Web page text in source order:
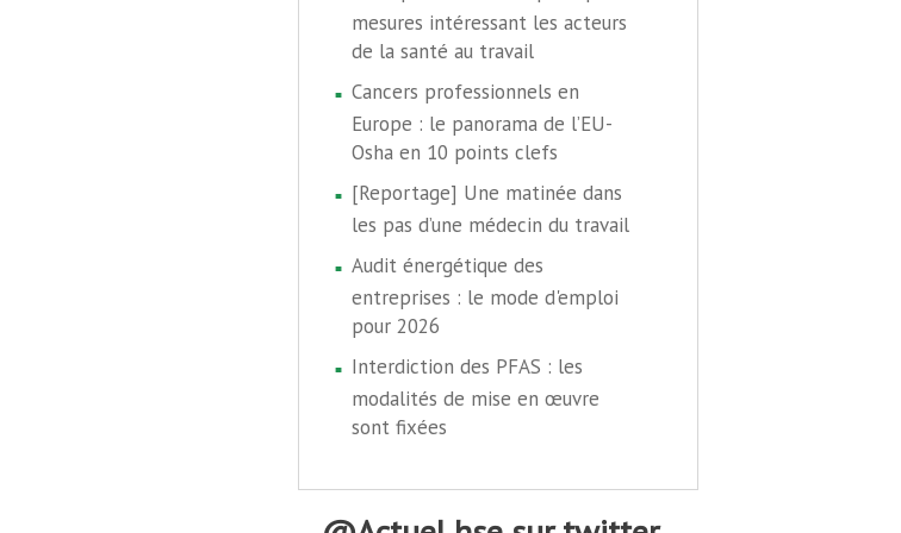
mesures intéressant les acteurs
de la santé au travail
Cancers professionnels en
Europe : le panorama de l’EU-
Osha en 10 points clefs
[Reportage] Une matinée dans
les pas d’une médecin du travail
Audit énergétique des
entreprises : le mode d'emploi
pour 2026
Interdiction des PFAS : les
modalités de mise en œuvre
sont fixées